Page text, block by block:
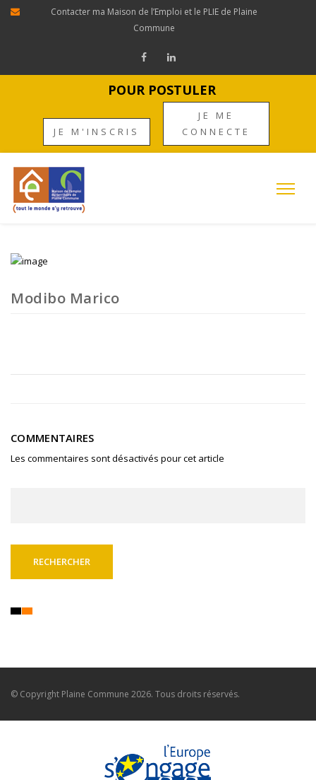
Contacter ma Maison de l’Emploi et le PLIE de Plaine
Commune
POUR POSTULER
JE M'INSCRIS
JE ME
CONNECTE
Modibo Marico
COMMENTAIRES
Les commentaires sont désactivés pour cet article
© Copyright Plaine Commune 2026. Tous droits réservés.